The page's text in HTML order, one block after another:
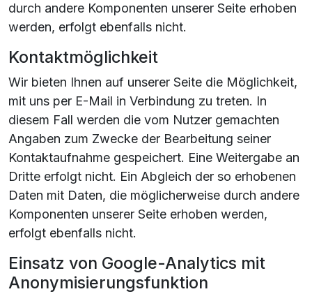
durch andere Komponenten unserer Seite erhoben
werden, erfolgt ebenfalls nicht.
Kontaktmöglichkeit
Wir bieten Ihnen auf unserer Seite die Möglichkeit,
mit uns per E-Mail in Verbindung zu treten. In
diesem Fall werden die vom Nutzer gemachten
Angaben zum Zwecke der Bearbeitung seiner
Kontaktaufnahme gespeichert. Eine Weitergabe an
Dritte erfolgt nicht. Ein Abgleich der so erhobenen
Daten mit Daten, die möglicherweise durch andere
Komponenten unserer Seite erhoben werden,
erfolgt ebenfalls nicht.
Einsatz von Google-Analytics mit
Anonymisierungsfunktion